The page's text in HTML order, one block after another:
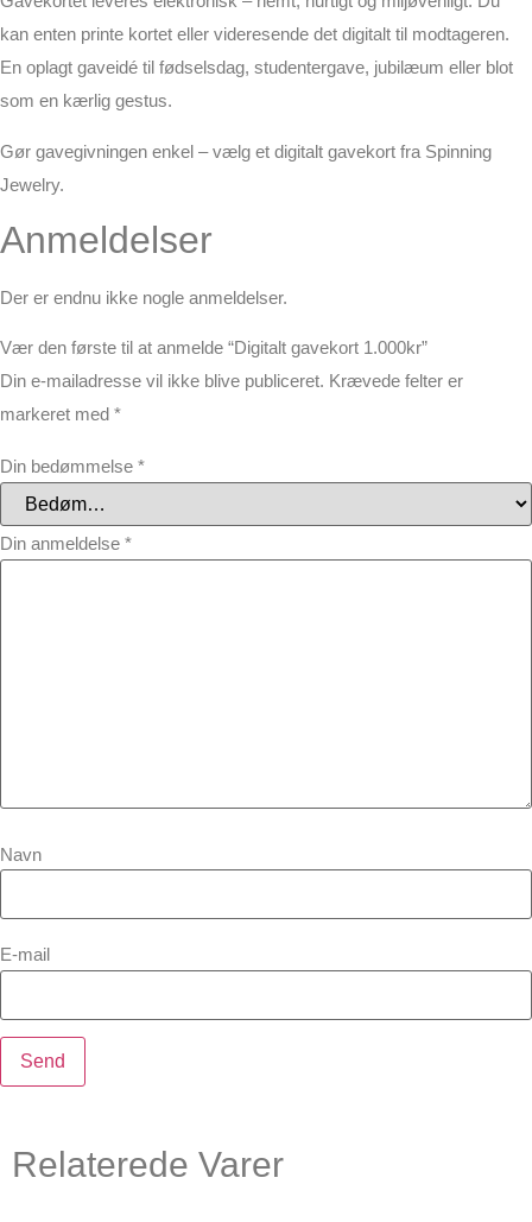
kan enten printe kortet eller videresende det digitalt til modtageren.
En oplagt gaveidé til fødselsdag, studentergave, jubilæum eller blot
som en kærlig gestus.
Gør gavegivningen enkel – vælg et digitalt gavekort fra Spinning
Jewelry.
Anmeldelser
Der er endnu ikke nogle anmeldelser.
Vær den første til at anmelde “Digitalt gavekort 1.000kr”
Din e-mailadresse vil ikke blive publiceret. Krævede felter er
markeret med *
Din bedømmelse *
Din anmeldelse *
Navn
E-mail
Relaterede Varer